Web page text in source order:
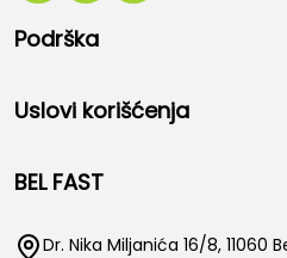
Podrška
Uslovi korišćenja
BEL FAST
Dr. Nika Miljanića 16/8, 11060